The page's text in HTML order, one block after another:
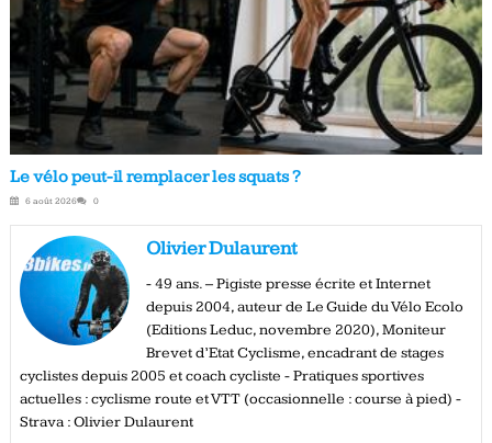
Le vélo peut-il remplacer les squats ?
6 août 2026 0
Olivier Dulaurent
- 49 ans. – Pigiste presse écrite et Internet
depuis 2004, auteur de Le Guide du Vélo Ecolo
(Editions Leduc, novembre 2020), Moniteur
Brevet d’Etat Cyclisme, encadrant de stages
cyclistes depuis 2005 et coach cycliste - Pratiques sportives
actuelles : cyclisme route et VTT (occasionnelle : course à pied) -
Strava : Olivier Dulaurent